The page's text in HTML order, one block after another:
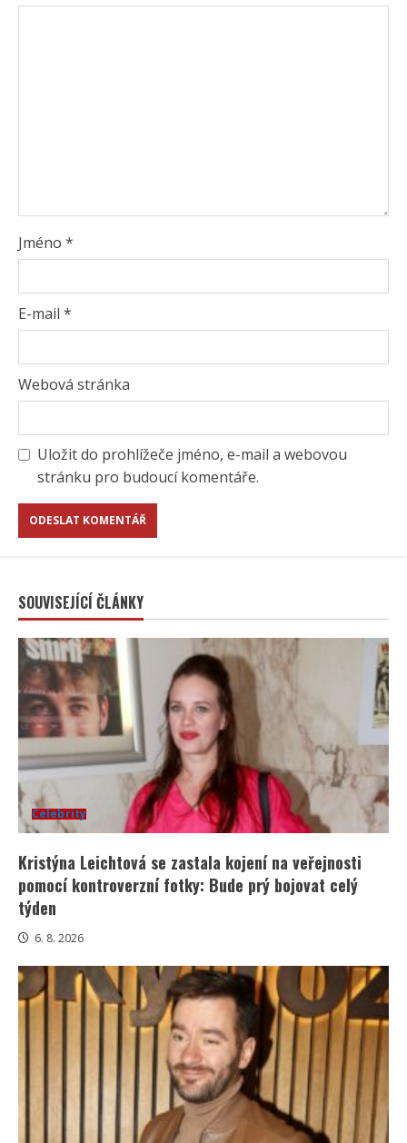
Jméno *
E-mail *
Webová stránka
Uložit do prohlížeče jméno, e-mail a webovou
stránku pro budoucí komentáře.
SOUVISEJÍCÍ ČLÁNKY
Celebrity
Kristýna Leichtová se zastala kojení na veřejnosti
pomocí kontroverzní fotky: Bude prý bojovat celý
týden
6. 8. 2026